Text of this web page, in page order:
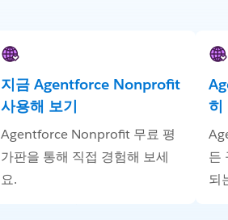
지금 Agentforce Nonprofit
사용해 보기
Agentforce Nonprofit 무료 평
가판을 통해 직접 경험해 보세
요.
히
든
되